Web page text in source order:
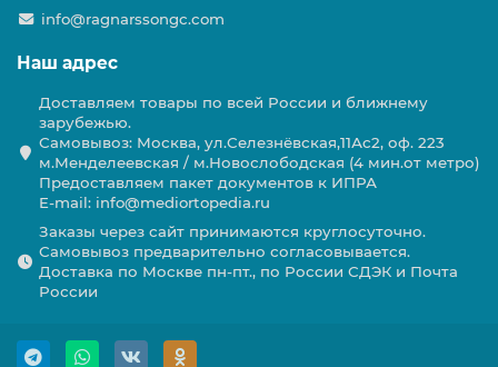
info@ragnarssongc.com
Наш адрес
Доставляем товары по всей России и ближнему
зарубежью.
Самовывоз: Москва, ул.Селезнёвская,11Ас2, оф. 223
м.Менделеевская / м.Новослободская (4 мин.от метро)
Предоставляем пакет документов к ИПРА
E-mail: info@mediortopedia.ru
Заказы через сайт принимаются круглосуточно.
Самовывоз предварительно согласовывается.
Доставка по Москве пн-пт., по России СДЭК и Почта
России